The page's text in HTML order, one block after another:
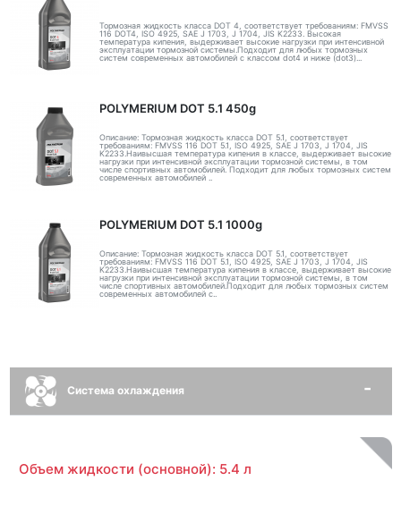
Тормозная жидкость класса DOT 4, соответствует требованиям: FMVSS
116 DOT4, ISO 4925, SAE J 1703, J 1704, JIS K2233. Высокая
температура кипения, выдерживает высокие нагрузки при интенсивной
эксплуатации тормозной системы.Подходит для любых тормозных
систем современных автомобилей с классом dot4 и ниже (dot3)...
POLYMERIUM DOT 5.1 450g
Описание: Тормозная жидкость класса DOT 5.1, соответствует
требованиям: FMVSS 116 DOT 5.1, ISO 4925, SAE J 1703, J 1704, JIS
K2233.Наивысшая температура кипения в классе, выдерживает высокие
нагрузки при интенсивной эксплуатации тормозной системы, в том
числе спортивных автомобилей. Подходит для любых тормозных систем
современных автомобилей ..
POLYMERIUM DOT 5.1 1000g
Описание: Тормозная жидкость класса DOT 5.1, соответствует
требованиям: FMVSS 116 DOT 5.1, ISO 4925, SAE J 1703, J 1704, JIS
K2233.Наивысшая температура кипения в классе, выдерживает высокие
нагрузки при интенсивной эксплуатации тормозной системы, в том
числе спортивных автомобилей.Подходит для любых тормозных систем
современных автомобилей с..
Система охлаждения
Объем жидкости (основной): 5.4 л